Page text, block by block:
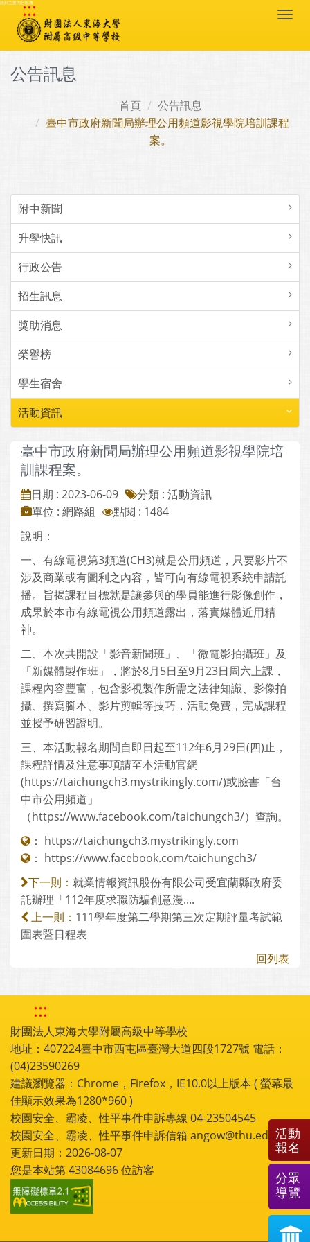
跳到主要內容區塊
:::
公告訊息
首頁
公告訊息
臺中市政府新聞局辦理公用頻道影視學院培訓課程
案。
附中新聞
升學快訊
行政公告
招生訊息
獎助消息
榮譽榜
學生宿舍
活動資訊
臺中市政府新聞局辦理公用頻道影視學院培
訓課程案。
日期 : 2023-06-09
分類 : 活動資訊
單位 : 網路組
點閱 : 1484
說明：
一、有線電視第3頻道(CH3)就是公用頻道，只要影片不
涉及商業或有圖利之內容，皆可向有線電視系統申請託
播。旨揭課程目標就是讓參與的學員能進行影像創作，
成果於本市有線電視公用頻道露出，落實媒體近用精
神。
二、本次共開設「影音新聞班」、「微電影拍攝班」及
「新媒體製作班」，將於8月5日至9月23日周六上課，
課程內容豐富，包含影視製作所需之法律知識、影像拍
攝、撰寫腳本、影片剪輯等技巧，活動免費，完成課程
並授予研習證明。
三、本活動報名期間自即日起至112年6月29日(四)止，
課程詳情及注意事項請至本活動官網
(https://taichungch3.mystrikingly.com/)或臉書「台
中市公用頻道」
（https://www.facebook.com/taichungch3/）查詢。
： https://taichungch3.mystrikingly.com
： https://www.facebook.com/taichungch3/
下一則： 就業情報資訊股份有限公司受宜蘭縣政府委
託辦理「112年度求職防騙創意漫....
上一則： 111學年度第二學期第三次定期評量考試範
圍表暨日程表
回列表
:::
財團法人東海大學附屬高級中等學校
地址：407224臺中市西屯區臺灣大道四段1727號 電話：
(04)23590269
建議瀏覽器：Chrome，Firefox，IE10.0以上版本 ( 螢幕最
佳顯示效果為1280*960 )
校園安全、霸凌、性平事件申訴專線 04-23504545
校園安全、霸凌、性平事件申訴信箱 angow@thu.edu.tw
更新日期：2026-08-07
您是本站第43084696位訪客
活動
報名
分眾
導覽